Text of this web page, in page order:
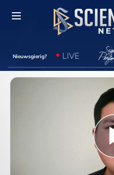
Nieuwsgierig? LIVE